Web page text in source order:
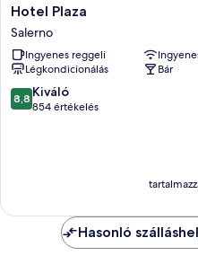
Hotel
Plaza
Salerno
Hotel Plaza
Salerno
Ingyenes reggeli
Légkondicionálás
Bár
8.8
ennyiből:
8,8 Kiváló
854 értékelés
Hasonló